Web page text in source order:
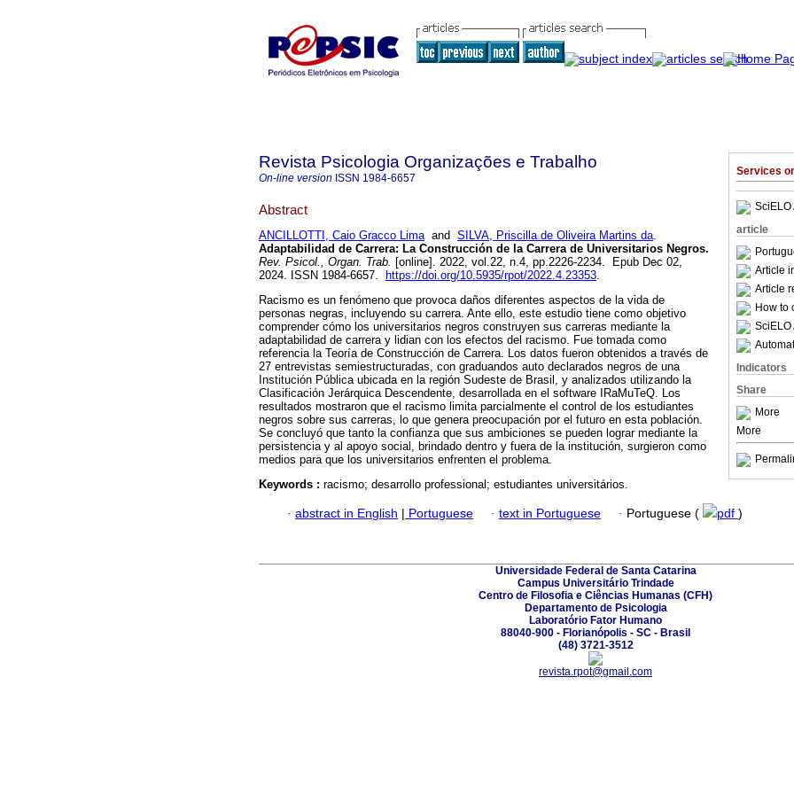
Services
SciELO
article
Article
Article
How to
SciELO
Indicators
Share
More
More
Revista Psicologia Organizações e Trabalho
On-line version ISSN 1984-6657
Abstract
ANCILLOTTI, Caio Gracco Limaand SILVA, Priscilla de Oliveira Martins da.
Adaptabilidad de Carrera: La Construcción de la Carrera de Universitarios Negros.
Rev. Psicol., Organ. Trab. [online]. 2022, vol.22, n.4, pp.2226-2234. Epub Dec 02,
2024. ISSN 1984-6657.
https://doi.org/10.5935/rpot/2022.4.23353.
Racismo es un fenómeno que provoca daños diferentes aspectos de la vida de
personas negras, incluyendo su carrera. Ante ello, este estudio tiene como objetivo
comprender cómo los universitarios negros construyen sus carreras mediante la
adaptabilidad de carrera y lidian con los efectos del racismo. Fue tomada como
referencia la Teoría de Construcción de Carrera. Los datos fueron obtenidos a través de
27 entrevistas semiestructuradas, con graduandos auto declarados negros de una
Institución Pública ubicada en la región Sudeste de Brasil, y analizados utilizando la
Clasificación Jerárquica Descendente, desarrollada en el software IRaMuTeQ. Los
resultados mostraron que el racismo limita parcialmente el control de los estudiantes
negros sobre sus carreras, lo que genera preocupación por el futuro en esta población.
Se concluyó que tanto la confianza que sus ambiciones se pueden lograr mediante la
persistencia y al apoyo social, brindado dentro y fuera de la institución, surgieron como
medios para que los universitarios enfrenten el problema.
Keywords : racismo; desarrollo professional; estudiantes universitários.
· abstract in English | Portuguese · text in Portuguese · Portuguese ( pdf )
Universidade Federal de Santa Catarina
Campus Universitário Trindade
Centro de Filosofia e Ciências Humanas (CFH)
Departamento de Psicologia
Laboratório Fator Humano
88040-900 - Florianópolis - SC - Brasil
(48) 3721-3512
revista.rpot@gmail.com